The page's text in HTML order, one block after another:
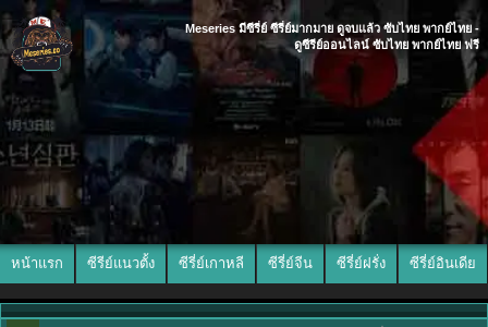
Meseries มีซีรี่ย์ ซีรี่ย์มากมาย ดูจบแล้ว ซับไทย พากย์ไทย -
ดูซีรีย์ออนไลน์ ซับไทย พากย์ไทย ฟรี
หน้าแรก ซีรีย์แนวตั้ง ซีรี่ย์เกาหลี ซีรี่ย์จีน ซีรี่ย์ฝรั่ง ซีรี่ย์อินเดีย